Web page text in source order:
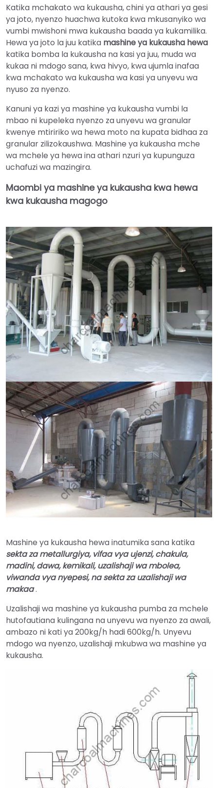
Katika mchakato wa kukausha, chini ya athari ya gesi
ya joto, nyenzo huachwa kutoka kwa mkusanyiko wa
vumbi mwishoni mwa kukausha baada ya kukamilika.
Hewa ya joto la juu katika mashine ya kukausha hewa
katika bomba la kukausha na kasi ya juu, muda wa
kukaa ni mdogo sana, kwa hivyo, kwa ujumla inafaa
kwa mchakato wa kukausha wa kasi ya unyevu wa
nyuso za nyenzo.
Kanuni ya kazi ya mashine ya kukausha vumbi la
mbao ni kupeleka nyenzo za unyevu wa granular
kwenye mtiririko wa hewa moto na kupata bidhaa za
granular zilizokaushwa. Mashine ya kukausha mche
wa mchele ya hewa ina athari nzuri ya kupunguza
uchafuzi wa mazingira.
Maombi ya mashine ya kukausha kwa hewa
kwa kukausha magogo
Mashine ya kukausha hewa inatumika sana katika
sekta za metallurgiya, vifaa vya ujenzi, chakula,
madini, dawa, kemikali, uzalishaji wa mbolea,
viwanda vya nyepesi, nasekta za uzalishaji wa
makaa.
Uzalishaji wa mashine ya kukausha pumba za mchele
hutofautiana kulingana na unyevu wa nyenzo za awali,
ambazo ni kati ya 200kg/h hadi 600kg/h. Unyevu
mdogo wa nyenzo, uzalishaji mkubwa wa mashine ya
kukausha.